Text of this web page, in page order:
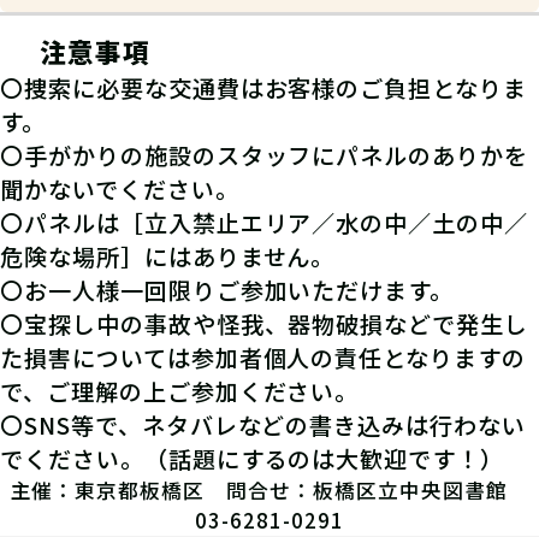
注意事項
〇捜索に必要な交通費はお客様のご負担となりま
す。
〇手がかりの施設のスタッフにパネルのありかを
聞かないでください。
〇パネルは［立入禁止エリア／水の中／土の中／
危険な場所］にはありません。
〇お一人様一回限りご参加いただけます。
〇宝探し中の事故や怪我、器物破損などで発生し
た損害については参加者個人の責任となりますの
で、ご理解の上ご参加ください。
〇SNS等で、ネタバレなどの書き込みは行わない
でください。（話題にするのは大歓迎です！）
主催：東京都板橋区 問合せ：板橋区立中央図書館
03-6281-0291